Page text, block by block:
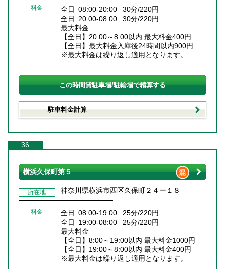
料金
全日 08:00-20:00 30分/220円
全日 20:00-08:00 30分/220円
最大料金
【全日】20:00～8:00以内 最大料金400円
【全日】最大料金入庫後24時間以内900円
※最大料金は繰り返し適用となります。
この時間貸駐車場/駐輪場で精算する
駐車料金計算
36
横浜久保町第５
所在地 神奈川県横浜市西区久保町２４ー１８
料金
全日 08:00-19:00 25分/220円
全日 19:00-08:00 25分/220円
最大料金
【全日】8:00～19:00以内 最大料金1000円
【全日】19:00～8:00以内 最大料金400円
※最大料金は繰り返し適用となります。